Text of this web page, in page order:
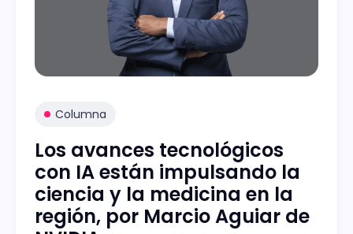
Columna
Los avances tecnológicos
con IA están impulsando la
ciencia y la medicina en la
región, por Marcio Aguiar de